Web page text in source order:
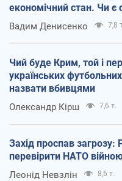
економічний стан. Чи є
Вадим Денисенко 7,8
Чий буде Крим, той і
українських
назвати вбивцями
Олександр Кірш 7,6 т.
Захід проспав загрозу:
перевірити НАТО
Леонід Невзлін 8,6 т.